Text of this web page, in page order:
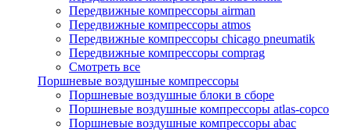
Передвижные компрессоры airman
Передвижные компрессоры atmos
Передвижные компрессоры chicago pneumatik
Передвижные компрессоры comprag
Смотреть все
Поршневые воздушные компрессоры
Поршневые воздушные блоки в сборе
Поршневые воздушные компрессоры atlas-copco
Поршневые воздушные компрессоры abac